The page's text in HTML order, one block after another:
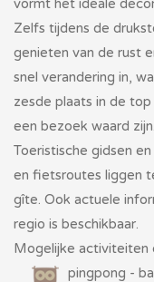
vormt het ideale
Zelfs tijdens de
genieten van de rust
snel verandering in,
zesde plaats in de
een bezoek waard zijn.
Toeristische gidsen
en fietsroutes liggen
gîte. Ook actuele
regio is beschikbaar.
Mogelijke activiteiten
pingpong -